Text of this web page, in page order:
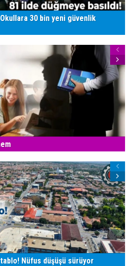
30 bin yeni güvenlik
Nüfus düşüşü sürüyor